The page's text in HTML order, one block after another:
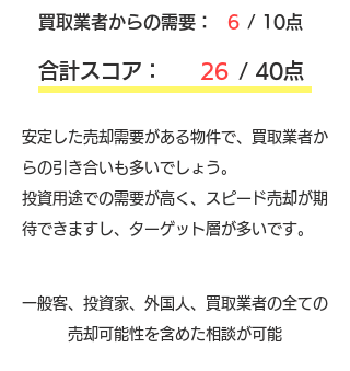
買取業者からの需要：
6 / 10点
​合計スコア： 26 / 40点
安定した売却需要がある物件で、買取業者か
らの引き合いも多いでしょう。
投資用途での需要が高く、スピード売却が期
待できますし、ターゲット層が多いです。
​一般客、投資家、外国人、買取業者の全ての
売却可能性を含めた相談が可能